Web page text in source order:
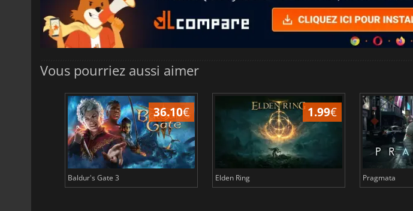
Vous pourriez aussi aimer
36.10€
Baldur's Gate 3
1.99€
Elden Ring Pragmata